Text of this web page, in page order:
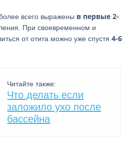
всего выражены в первые 2-
При своевременном и
от отита можно уже спустя4-6
Читайте также:
Что делать если
заложило ухо после
бассейна